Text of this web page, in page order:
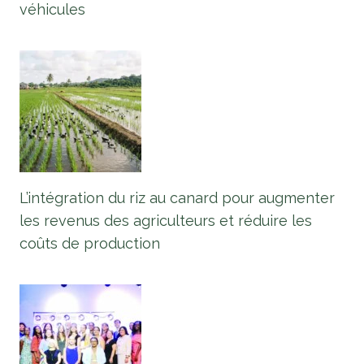
véhicules
L’intégration du riz au canard pour augmenter
les revenus des agriculteurs et réduire les
coûts de production